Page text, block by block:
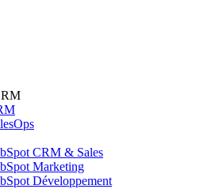
CRM & Sales
Marketing
Développement